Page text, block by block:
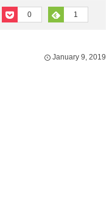
0 1
January 9 2019